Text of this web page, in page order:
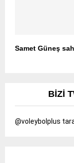
Samet Güneş
BIZI
@voleybolplus